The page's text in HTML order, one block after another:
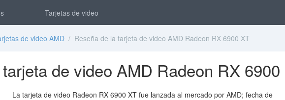
Tarjetas de video
de video AMD / Reseña de la tarjeta de video AMD Radeon RX 6900 XT
de video AMD Radeon RX
La tarjeta de video Radeon RX 6900 XT fue lanzada al mercado por AMD; fecha de